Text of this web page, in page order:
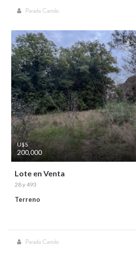
Parada Cantilo
U$S
200,000
Lote en Venta
28 y 493
Terreno
Parada Cantilo